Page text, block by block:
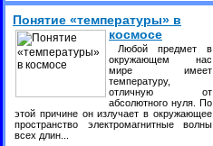
Понятие «температуры» в
космосе
Любой предмет в
окружающем нас
мире имеет
температуру,
отличную от
абсолютного нуля. По
этой причине он излучает в окружающее
пространство электромагнитные волны
всех длин...